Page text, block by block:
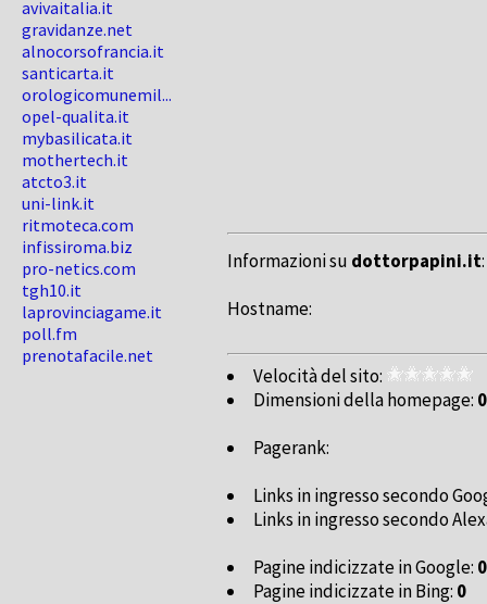
avivaitalia.it
gravidanze.net
alnocorsofrancia.it
santicarta.it
orologicomunemil...
opel-qualita.it
mybasilicata.it
mothertech.it
atcto3.it
uni-link.it
ritmoteca.com
infissiroma.biz
pro-netics.com
tgh10.it
laprovinciagame.it
poll.fm
prenotafacile.net
Informazioni su dottorpapini.it:
Hostname:
Velocità del sito:
Dimensioni della homepage: 0
Pagerank:
Links in ingresso secondo
Links in ingresso secondo
Pagine indicizzate in Google: 0
Pagine indicizzate in Bing: 0